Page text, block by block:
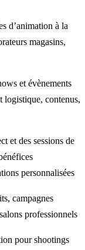
d’animation à la
magasins,
et évènements
logistique, contenus,
et des sessions de
personnalisées
campagnes
professionnels
pour shootings